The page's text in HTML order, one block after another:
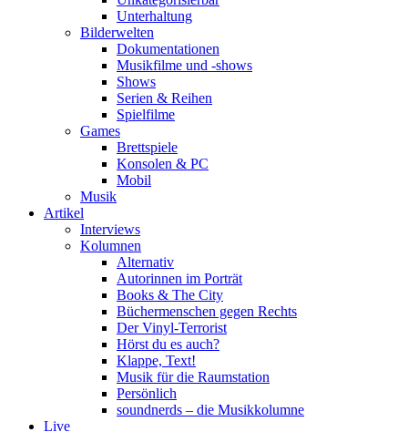
Unterhaltung
Bilderwelten
Dokumentationen
Musikfilme und -shows
Shows
Serien & Reihen
Spielfilme
Games
Brettspiele
Konsolen & PC
Mobil
Musik
Artikel
Interviews
Kolumnen
Alternativ
Autorinnen im Porträt
Books & The City
Büchermenschen gegen Rechts
Der Vinyl-Terrorist
Hörst du es auch?
Klappe, Text!
Musik für die Raumstation
Persönlich
soundnerds – die Musikkolumne
Live